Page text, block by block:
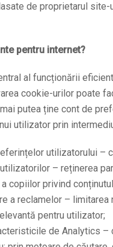
de proprietarul
pentru internet?
al funcționării
cookie-urilor poate
putea ține cont de
utilizator prin
utilizatorului –
– reținerea
copiilor privind
a reclamelor – limitarea
pentru utilizator;
de Analytics